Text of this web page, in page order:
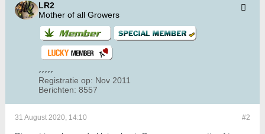
LR2
Mother of all Growers
Registratie op: Nov 2011
Berichten: 8557
#2
31 August 2020, 14:10